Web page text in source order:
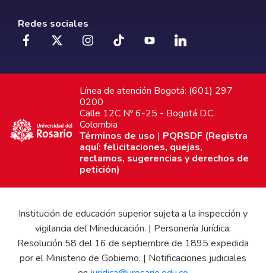
Redes sociales
Línea de atención Bogotá: (601) 297
0200
Calle 12C Nº 6-25 - Bogotá D.C.
Colombia
Términos de uso | PQRSDF (Registra
aquí: felicitaciones, quejas,
reclamos, sugerencias y derechos de
petición)
Institución de educación superior sujeta a la inspección y
vigilancia del Mineducación. | Personería Jurídica:
Resolución 58 del 16 de septiembre de 1895 expedida
por el Ministerio de Gobierno. | Notificaciones judiciales